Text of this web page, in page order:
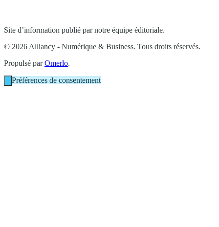
Site d’information publié par notre équipe éditoriale.
© 2026 Alliancy - Numérique & Business. Tous droits réservés.
Propulsé parOmerlo.
Préférences de consentement